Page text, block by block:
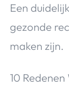
Een
gezonde
maken zijn.
10